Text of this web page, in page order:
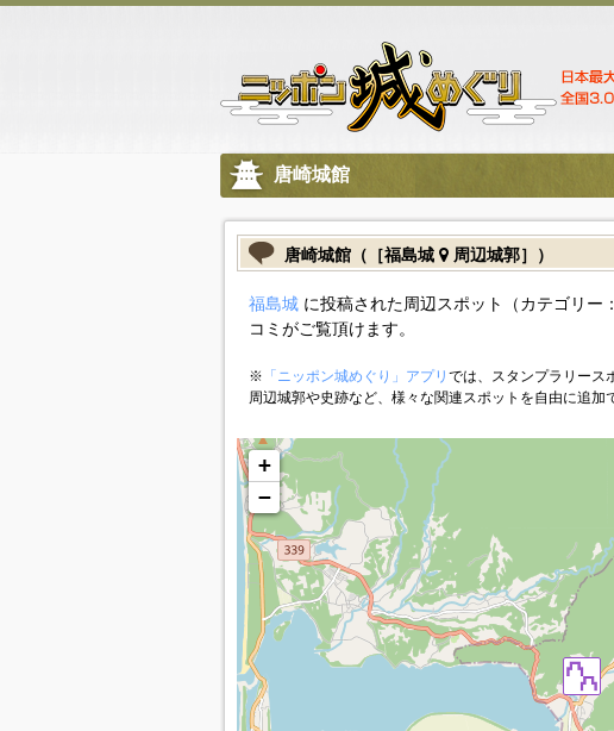
唐崎城館
唐崎城館（［福島城 周辺城郭］）
福島城に投稿された周辺スポット（カテゴリー
コミがご覧頂けます。
※ 「ニッポン城めぐり」アプリ では、スタンプラリース
周辺城郭や史跡など、様々な関連スポットを自由に追加
+
−